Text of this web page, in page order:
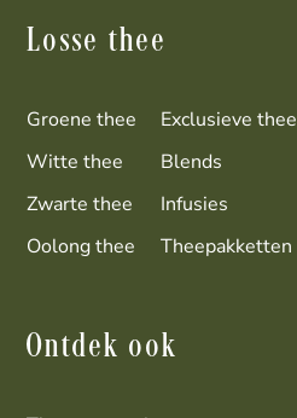
Losse thee
Groene thee
Witte thee
Zwarte thee
Oolong thee
Exclusieve thee
Blends
Infusies
Theepakketten
Ontdek ook